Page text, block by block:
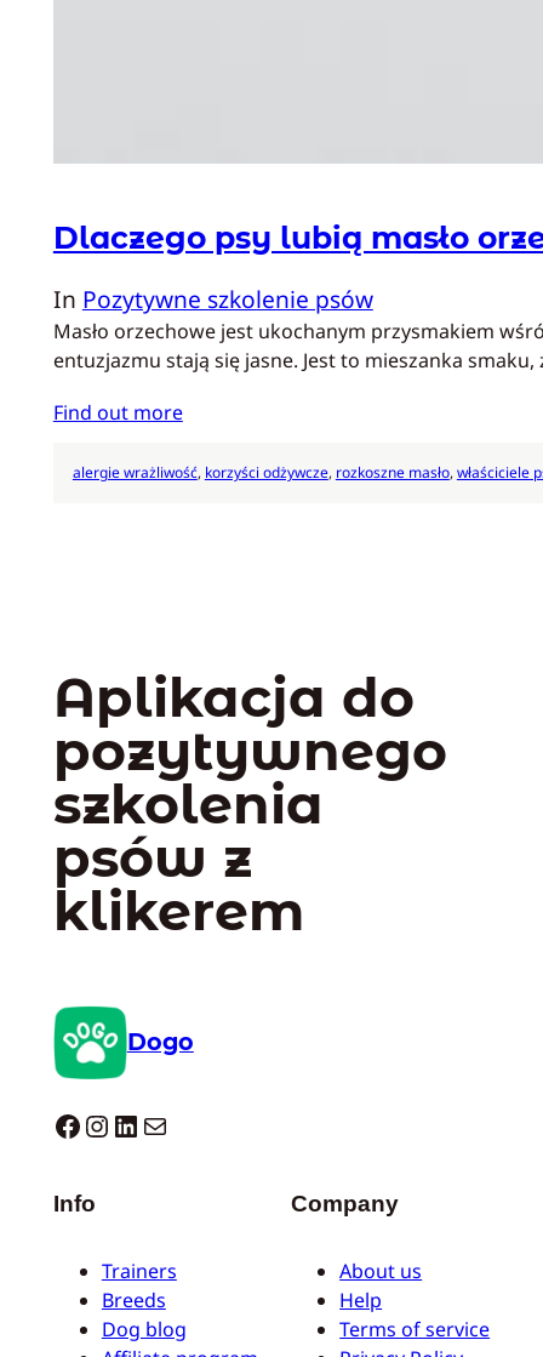
Dlaczego psy lubią masło
In Pozytywne szkolenie psów
Masło orzechowe jest ukochanym przysmakiem
entuzjazmu stają się jasne. Jest to mieszanka
Find out more
alergie wrażliwość, korzyści odżywcze, rozkoszne masło, właściciele
Aplikacja do
pozytywnego
szkolenia
psów z
klikerem
Dogo
Dogo facebook InstagramLinkedIn Mail
Info
Trainers
Breeds
Dog blog
Company
About us
Help
Terms of service